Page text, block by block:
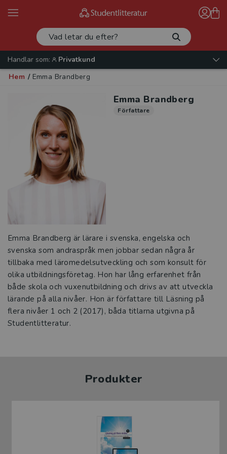
Handlar som:
Privatkund
Hem / Emma Brandberg
Emma Brandberg
Författare
Emma Brandberg är lärare i svenska, engelska och
svenska som andraspråk men jobbar sedan några år
tillbaka med läromedelsutveckling och som konsult för
olika utbildningsföretag. Hon har lång erfarenhet från
både skola och vuxenutbildning och drivs av att utveckla
lärande på alla nivåer. Hon är författare till Läsning på
flera nivåer 1 och 2 (2017), båda titlarna utgivna på
Studentlitteratur.
Produkter